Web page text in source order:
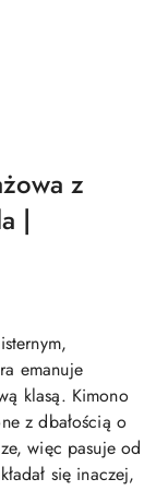
z
|
emanuje
klasą. Kimono
z dbałością o
więc pasuje od
się inaczej,